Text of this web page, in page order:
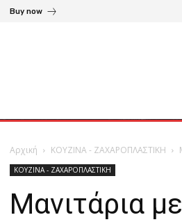
Buy now
Αρχική ΚΟΥΖΙΝΑ - ΖΑΧΑΡΟΠΛΑΣΤΙΚΗ
ΚΟΥΖΙΝΑ - ΖΑΧΑΡΟΠΛΑΣΤΙΚΗ
Μανιτάρια